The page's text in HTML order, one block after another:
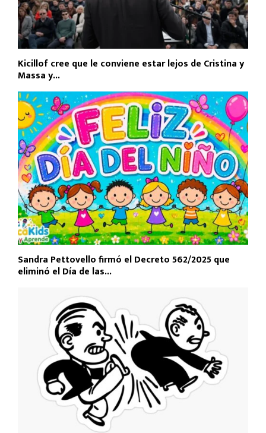
Kicillof cree que le conviene estar lejos de Cristina y
Massa y...
Sandra Pettovello firmó el Decreto 562/2025 que
eliminó el Día de las...